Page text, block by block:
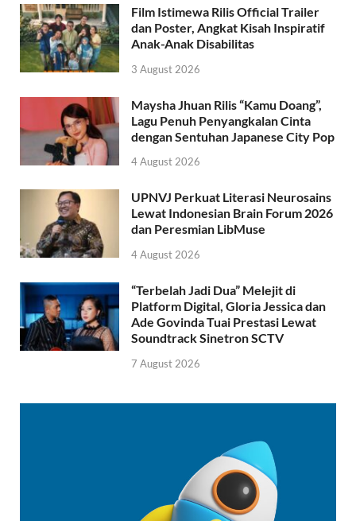
Film Istimewa Rilis Official Trailer
dan Poster, Angkat Kisah Inspiratif
Anak-Anak Disabilitas
3 August 2026
Maysha Jhuan Rilis “Kamu Doang”,
Lagu Penuh Penyangkalan Cinta
dengan Sentuhan Japanese City Pop
4 August 2026
UPNVJ Perkuat Literasi Neurosains
Lewat Indonesian Brain Forum 2026
dan Peresmian LibMuse
4 August 2026
“Terbelah Jadi Dua” Melejit di
Platform Digital, Gloria Jessica dan
Ade Govinda Tuai Prestasi Lewat
Soundtrack Sinetron SCTV
7 August 2026